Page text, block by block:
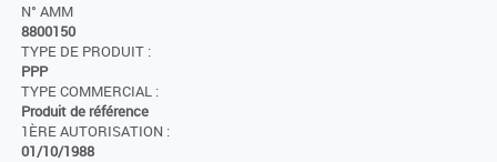
N° AMM
8800150
TYPE DE PRODUIT :
PPP
TYPE COMMERCIAL :
Produit de référence
1ÈRE AUTORISATION :
01/10/1988